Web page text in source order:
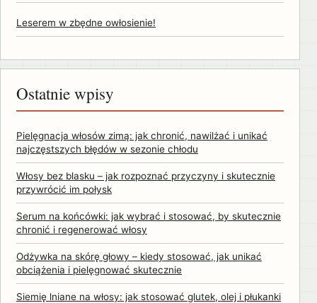
Leserem w zbędne owłosienie!
Ostatnie wpisy
Pielęgnacja włosów zimą: jak chronić, nawilżać i unikać
najczęstszych błędów w sezonie chłodu
Włosy bez blasku – jak rozpoznać przyczyny i skutecznie
przywrócić im połysk
Serum na końcówki: jak wybrać i stosować, by skutecznie
chronić i regenerować włosy
Odżywka na skórę głowy – kiedy stosować, jak unikać
obciążenia i pielęgnować skutecznie
Siemię lniane na włosy: jak stosować glutek, olej i płukanki